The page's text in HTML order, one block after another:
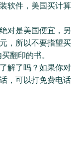
软件，美国买计算
对是美国便宜，另
，所以不要指望买
翻印的书。
解了吗？如果你对
，可以打免费电话